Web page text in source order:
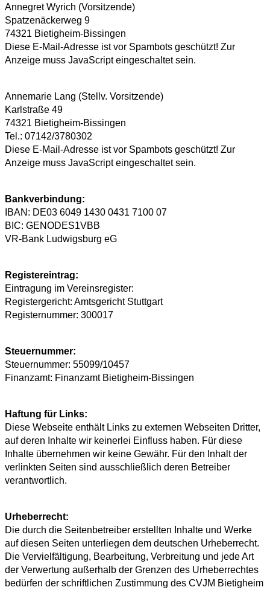
Annegret Wyrich (Vorsitzende)
Spatzenäckerweg 9
74321 Bietigheim-Bissingen
Diese E-Mail-Adresse ist vor Spambots geschützt! Zur
Anzeige muss JavaScript eingeschaltet sein.
Annemarie Lang (Stellv. Vorsitzende)
Karlstraße 49
74321 Bietigheim-Bissingen
Tel.: 07142/3780302
Diese E-Mail-Adresse ist vor Spambots geschützt! Zur
Anzeige muss JavaScript eingeschaltet sein.
Bankverbindung:
IBAN: DE03 6049 1430 0431 7100 07
BIC: GENODES1VBB
VR-Bank Ludwigsburg eG
Registereintrag:
Eintragung im Vereinsregister:
Registergericht: Amtsgericht Stuttgart
Registernummer: 300017
Steuernummer:
Steuernummer: 55099/10457
Finanzamt: Finanzamt Bietigheim-Bissingen
Haftung für Links:
Diese Webseite enthält Links zu externen Webseiten Dritter,
auf deren Inhalte wir keinerlei Einfluss haben. Für diese
Inhalte übernehmen wir keine Gewähr. Für den Inhalt der
verlinkten Seiten sind ausschließlich deren Betreiber
verantwortlich.
Urheberrecht:
Die durch die Seitenbetreiber erstellten Inhalte und Werke
auf diesen Seiten unterliegen dem deutschen Urheberrecht.
Die Vervielfältigung, Bearbeitung, Verbreitung und jede Art
der Verwertung außerhalb der Grenzen des Urheberrechtes
bedürfen der schriftlichen Zustimmung des CVJM Bietigheim